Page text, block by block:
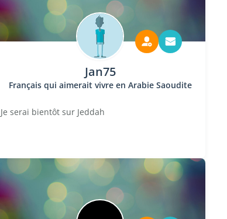
Jan75
Français qui aimerait vivre en Arabie Saoudite
Je serai bientôt sur Jeddah